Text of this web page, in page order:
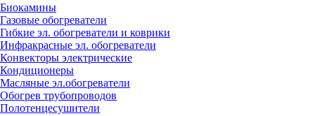
Биокамины
Газовые обогреватели
Гибкие эл. обогреватели и коврики
Инфракрасные эл. обогреватели
Конвекторы электрические
Кондиционеры
Масляные эл.обогреватели
Обогрев трубопроводов
Полотенцесушители